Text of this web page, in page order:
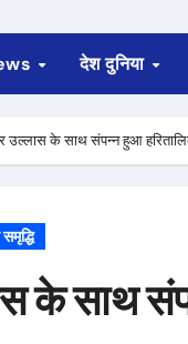
देश दुनिया
उल्लास के साथ संपन्न हुआ
के साथ